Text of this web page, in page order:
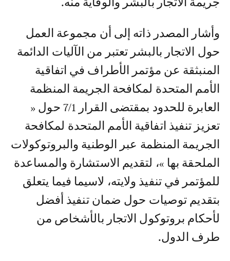
جريمة الاتجار بالبشر والوقاية منه.
وأشار المصدر ذاته إلى أن مجموعة العمل
حول الاتجار بالبشر تعتبر من الآليات الدائمة
المنبثقة عن مؤتمر الأطراف في اتفاقية
الأمم المتحدة لمكافحة الجريمة المنظمة
العابرة للحدود بمقتضى القرار 7/1 حول «
تعزيز تنفيذ اتفاقية الأمم المتحدة لمكافحة
الجريمة المنظمة عبر الوطنية والبروتوكولات
الملحقة بها »، لتقديم الاستشارة والمساعدة
للمؤتمر في تنفيذ ولايته، لاسيما فيما يتعلق
بتقديم توصيات حول ضمان تنفيذ أفضل
لأحكام بروتوكول الاتجار بالأشخاص من
طرف الدول.